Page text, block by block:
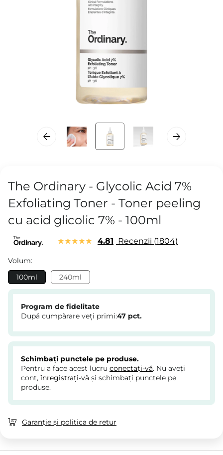
The Ordinary - Glycolic Acid 7%
Exfoliating Toner - Toner peeling
cu acid glicolic 7% - 100ml
4.81 Recenzii 1804
Volum:
100ml
240ml
Program de fidelitate
După cumpărare veți primi:47 pct.
Schimbați punctele pe produse.
Pentru a face acest lucru conectați-vă. Nu aveți
cont, înregistrați-vă și schimbați punctele pe
produse.
Garanție și politica de retur